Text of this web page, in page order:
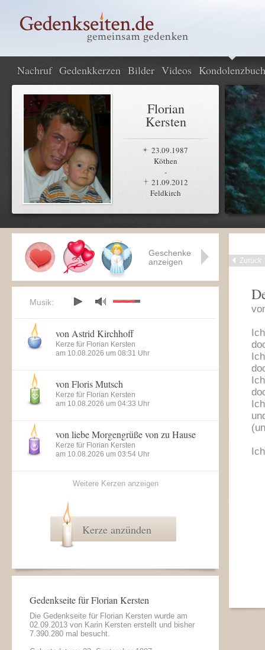
Nachruf Gedenkkerzen Bilder Videos Kondolenzbuch
Florian
Kersten
23.09.1987
Köthen
-
21.09.2012
Feldkirch
Zurück
Geschenke
anzeigen
Musik:
von Astrid Kirchhoff
Kerze für Florian Kersten
am 10.08.2026 um 08:31 Uhr
von Floris Mutsch
Kerze für Florian Kersten
am 10.08.2026 um 04:33 Uhr
von liebe Morgengrüße von zu Hause
Kerze für Florian Kersten
am 10.08.2026 um 03:54 Uhr
Weitere Kerzen anzeigen
Kerze anzünden
Gedenkseite für Florian Kersten
Die Gedenkseite für Florian Kersten wurde am
02.09.2013 von Karin Kersten erstellt und bisher
7.390.280 mal besucht.